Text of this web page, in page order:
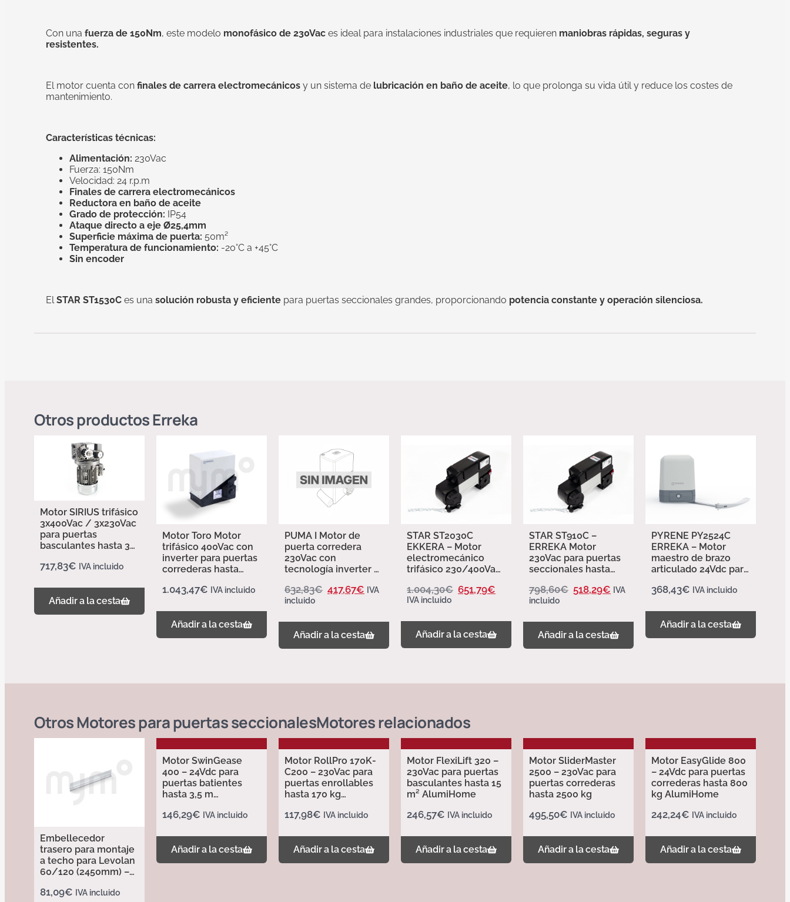
Con una fuerza de 150Nm, este modelo monofásico de 230Vac es ideal para instalaciones industriales que requieren maniobras rápidas, seguras y
resistentes.
El motor cuenta con finales de carrera electromecánicos y un sistema de lubricación en baño de aceite, lo que prolonga su vida útil y reduce los costes de
mantenimiento.
Características técnicas:
Alimentación: 230Vac
Fuerza: 150Nm
Velocidad: 24 r.p.m
Finales de carrera electromecánicos
Reductora en baño de aceite
Grado de protección: IP54
Ataque directo a eje Ø25,4mm
Superficie máxima de puerta: 50m²
Temperatura de funcionamiento: -20°C a +45°C
Sin encoder
ElSTAR ST1530C es una solución robusta y eficiente para puertas seccionales grandes, proporcionando potencia constante y operación silenciosa.
Otros productosErreka
Motor SIRIUS trifásico
3x400Vac / 3x230Vac
para puertas
basculantes hasta 30
717,83€ IVA incluido
Añadir a la cesta
Motor Toro Motor
trifásico 400Vac con
inverter para puertas
correderas hasta
1.043,47€ IVA incluido
Añadir a la cesta
PUMA I Motor de
puerta corredera
230Vac con
tecnología inverter y
Erreka
632,83€ 417,67€ IVA
incluido
Añadir a la cesta
STAR ST2030C
EKKERA – Motor
electromecánico
trifásico 230/400Vac
seccionales hasta
60m²
1.004,30€ 651,79€
IVA incluido
Añadir a la cesta
STAR ST910C –
ERREKA Motor
230Vac para puertas
seccionales hasta
798,60€ 518,29€ IVA
incluido
Añadir a la cesta
PYRENE PY2524C
ERREKA – Motor
maestro de brazo
articulado 24Vdc para
hasta 2,5m
368,43€ IVA incluido
Añadir a la cesta
OtrosMotores para puertas seccionalesMotoresrelacionados
Embellecedor
trasero para montaje
a techo para Levolan
60/120 (2450mm) –
81,09€ IVA incluido
Motor SwinGease
400 – 24Vdc para
puertas batientes
hasta 3,5 m
146,29€ IVA incluido
Añadir a la cesta
Motor RollPro 170K-
C200 – 230Vac para
puertas enrollables
hasta 170 kg
117,98€ IVA incluido
Añadir a la cesta
Motor FlexiLift 320 –
230Vac para puertas
basculantes hasta 15
m² AlumiHome
246,57€ IVA incluido
Añadir a la cesta
Motor SliderMaster
2500 – 230Vac para
puertas correderas
hasta 2500 kg
495,50€ IVA incluido
Añadir a la cesta
Motor EasyGlide 800
– 24Vdc para puertas
correderas hasta 800
kg AlumiHome
242,24€ IVA incluido
Añadir a la cesta